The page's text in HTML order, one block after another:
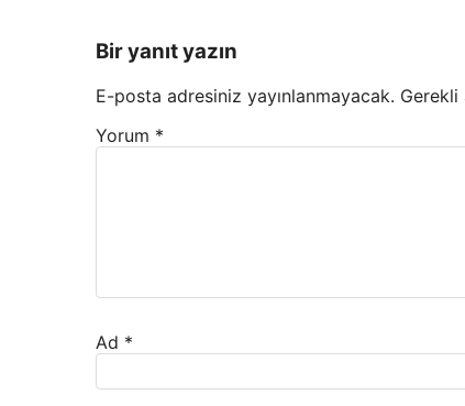
Bir yanıt yazın
E-posta adresiniz yayınlanmayacak. Gerekli
Yorum *
Ad *